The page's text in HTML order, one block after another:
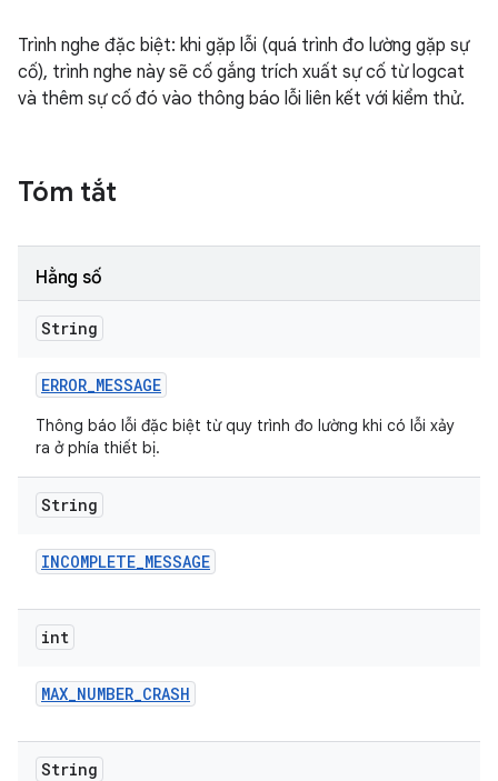
Trình nghe đặc biệt: khi gặp lỗi (quá trình đo lường gặp sự
cố), trình nghe này sẽ cố gắng trích xuất sự cố từ logcat
và thêm sự cố đó vào thông báo lỗi liên kết với kiểm thử.
Tóm tắt
Hằng số
String
ERROR_MESSAGE
Thông báo lỗi đặc biệt từ quy trình đo lường khi có lỗi xảy
ra ở phía thiết bị.
String
INCOMPLETE_MESSAGE
int
MAX_NUMBER_CRASH
String